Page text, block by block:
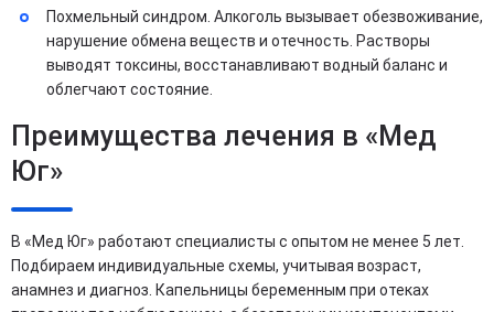
Похмельный синдром. Алкоголь вызывает обезвоживание,
нарушение обмена веществ и отечность. Растворы
выводят токсины, восстанавливают водный баланс и
облегчают состояние.
Преимущества лечения в «Мед
Юг»
В «Мед Юг» работают специалисты с опытом не менее 5 лет.
Подбираем индивидуальные схемы, учитывая возраст,
анамнез и диагноз. Капельницы беременным при отеках